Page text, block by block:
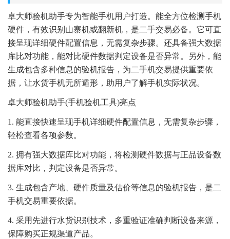
卓大师验机助手专为智能手机用户打造。能全方位检测手机
硬件，有效识别山寨机或翻新机，是二手交易必备。它可直
接呈现详细硬件配置信息，无需复杂步骤。还具备强大数据
库比对功能，能对比硬件数据判定设备是否异常。另外，能
生成包含多种信息的验机报告，为二手机交易提供重要依
据，让水货手机无所遁形，助用户了解手机实际状况。
卓大师验机助手(手机验机工具)亮点
1. 能直接快速呈现手机详细硬件配置信息，无需复杂步骤，
轻松查看各项参数。
2. 拥有强大数据库比对功能，将检测硬件数据与正品设备数
据库对比，判定设备是否异常。
3. 生成包含产地、硬件质量及估价等信息的验机报告，是二
手机交易重要依据。
4. 采用先进行水货识别技术，多重验证准确判断设备来源，
保障购买正规渠道产品。